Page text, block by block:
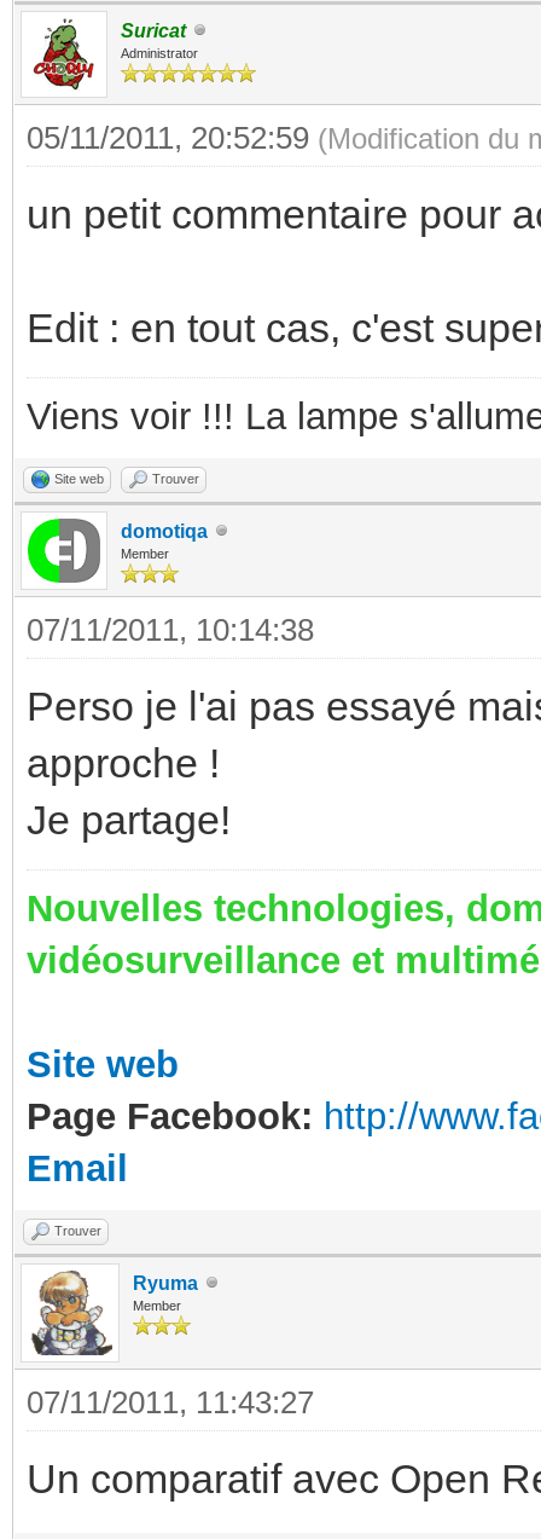
Suricat
Administrator
05/11/2011, 20:52:59 (Modification du
un petit commentaire pour
Edit : en tout cas, c'est
Viens voir !!! La lampe
Site web Trouver
domotiqa
Member
07/11/2011, 10:14:38
Perso je l'ai pas essayé
approche !
Je partage!
Nouvelles technologies,
vidéosurveillance et
Site web
Page Facebook: http://
Email
Trouver
Ryuma
Member
07/11/2011, 11:43:27
Un comparatif avec Open